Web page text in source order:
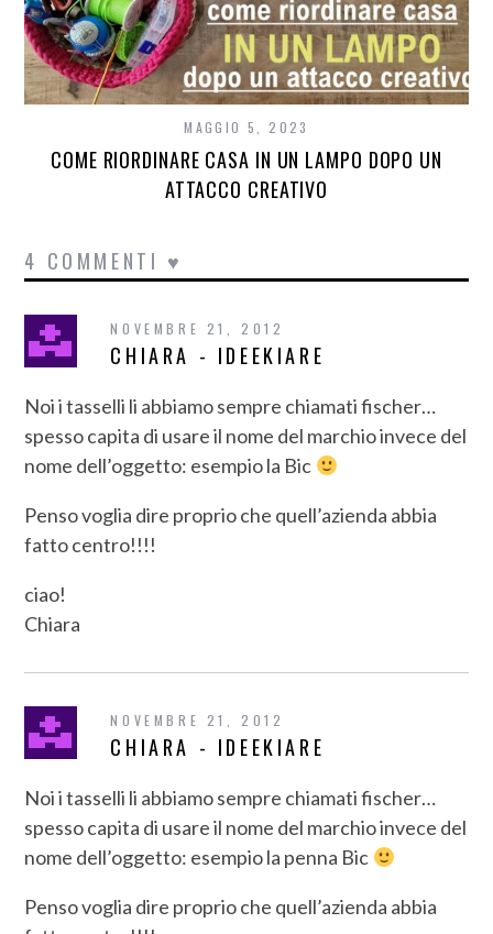
MAGGIO 5, 2023
COME RIORDINARE CASA IN UN LAMPO DOPO UN
ATTACCO CREATIVO
4 COMMENTI ♥
NOVEMBRE 21, 2012
CHIARA - IDEEKIARE
Noi i tasselli li abbiamo sempre chiamati fischer…
spesso capita di usare il nome del marchio invece del
nome dell’oggetto: esempio la Bic
Penso voglia dire proprio che quell’azienda abbia
fatto centro!!!!
ciao!
Chiara
NOVEMBRE 21, 2012
CHIARA - IDEEKIARE
Noi i tasselli li abbiamo sempre chiamati fischer…
spesso capita di usare il nome del marchio invece del
nome dell’oggetto: esempio la penna Bic
Penso voglia dire proprio che quell’azienda abbia